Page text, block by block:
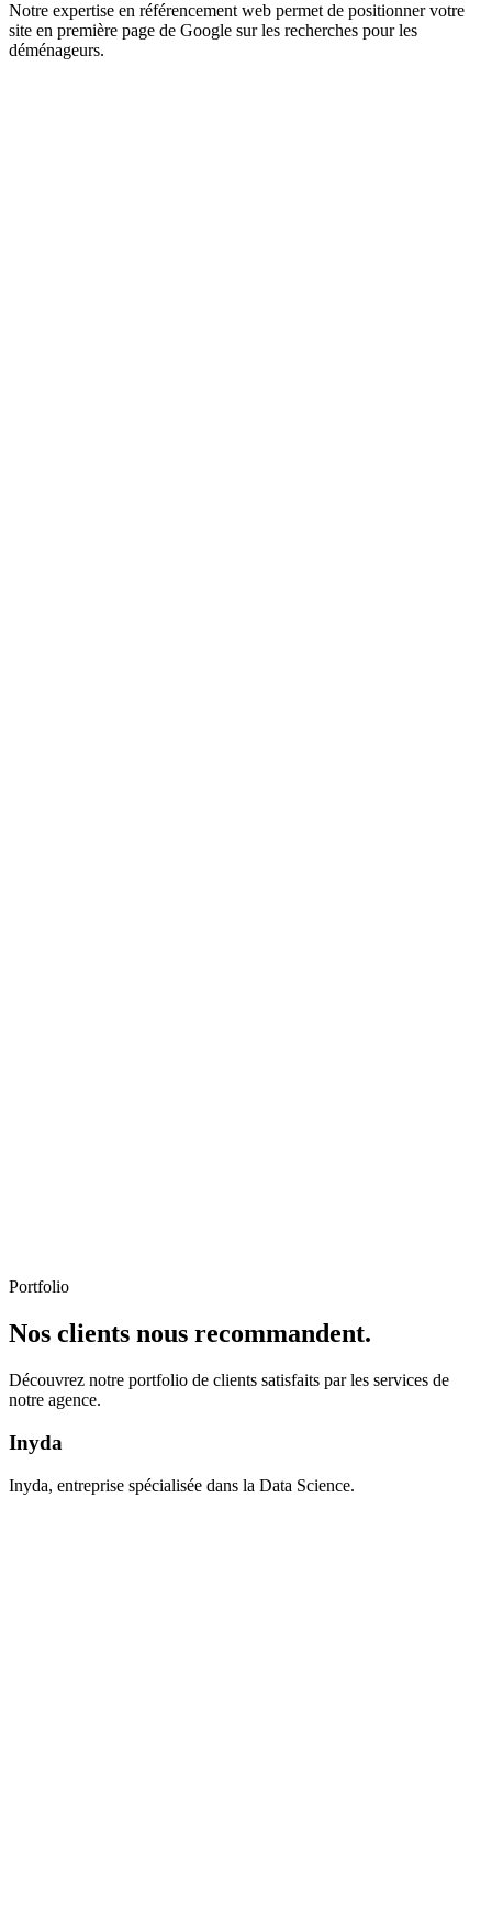
Notre expertise en référencement web permet de positionner votre
site en première page de Google sur les recherches pour les
déménageurs.
Portfolio
Nos clients nous recommandent.
Découvrez notre portfolio de clients satisfaits par les services de
notre agence.
Inyda
Inyda, entreprise spécialisée dans la Data Science.